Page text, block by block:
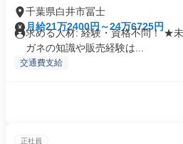
千葉県白井市冨士
月給21万2400円～24万6725円
求める人材: 経験・資格不問！ ★
ガネの知識や販売経験は...
交通費支給
正社員